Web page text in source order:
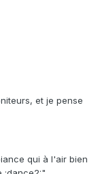
et je pense
qui à l'air bien